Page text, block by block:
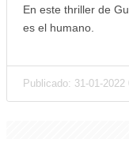
En este thriller de
es el humano.
Publicado: 31-01-2022